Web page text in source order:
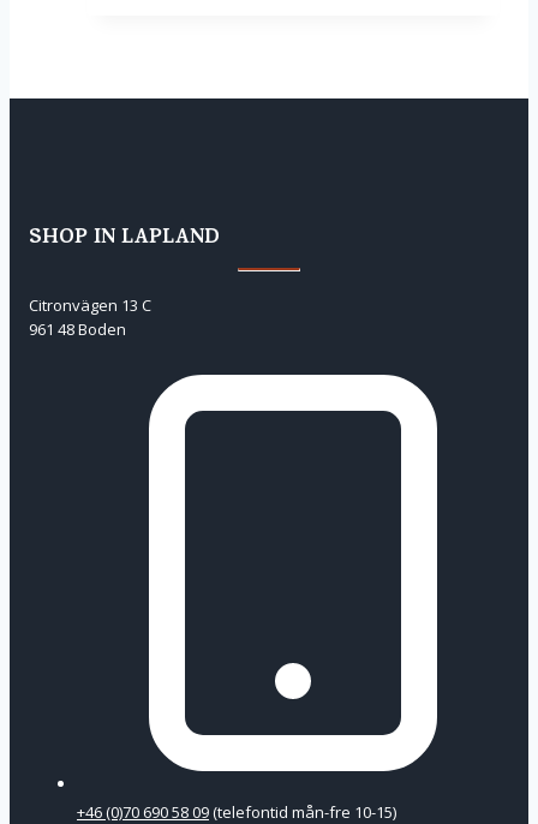
SHOP IN LAPLAND
Citronvägen 13 C
961 48 Boden
+46 (0)70 690 58 09(telefontid mån-fre 10-15)